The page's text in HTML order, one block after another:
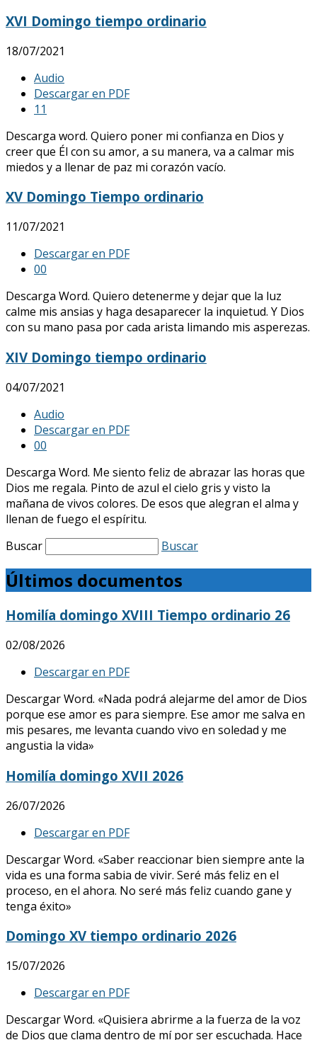
XVI Domingo tiempo ordinario
18/07/2021
Audio
Descargar en PDF
1 1
Descarga word. Quiero poner mi confianza en Dios y
creer que Él con su amor, a su manera, va a calmar mis
miedos y a llenar de paz mi corazón vacío.
XV Domingo Tiempo ordinario
11/07/2021
Descargar en PDF
00
Descarga Word. Quiero detenerme y dejar que la luz
calme mis ansias y haga desaparecer la inquietud. Y Dios
con su mano pasa por cada arista limando mis asperezas.
XIV Domingo tiempo ordinario
04/07/2021
Audio
Descargar en PDF
00
Descarga Word. Me siento feliz de abrazar las horas que
Dios me regala. Pinto de azul el cielo gris y visto la
mañana de vivos colores. De esos que alegran el alma y
llenan de fuego el espíritu.
Buscar
Buscar
Últimos documentos
Homilía domingo XVIII Tiempo ordinario 26
02/08/2026
Descargar en PDF
Descargar Word. «Nada podrá alejarme del amor de Dios
porque ese amor es para siempre. Ese amor me salva en
mis pesares, me levanta cuando vivo en soledad y me
angustia la vida»
Homilía domingo XVII 2026
26/07/2026
Descargar en PDF
Descargar Word. «Saber reaccionar bien siempre ante la
vida es una forma sabia de vivir. Seré más feliz en el
proceso, en el ahora. No seré más feliz cuando gane y
tenga éxito»
Domingo XV tiempo ordinario 2026
15/07/2026
Descargar en PDF
Descargar Word. «Quisiera abrirme a la fuerza de la voz
de Dios que clama dentro de mí por ser escuchada. Hace